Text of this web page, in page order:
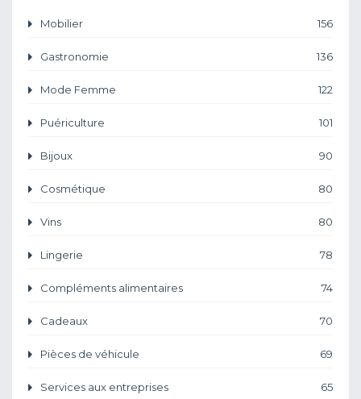
Mobilier 156
Gastronomie 136
Mode Femme 122
Puériculture 101
Bijoux 90
Cosmétique 80
Vins 80
Lingerie 78
Compléments alimentaires 74
Cadeaux 70
Pièces de véhicule 69
Services aux entreprises 65